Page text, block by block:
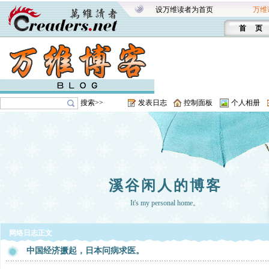
设万维读者为首页 万维
首 页
搜索>> 发表日志 控制面板 个人相册
溪谷闲人的博客
It's my personal home。
网络日志正文
中国经济撅起，日本问病求医。